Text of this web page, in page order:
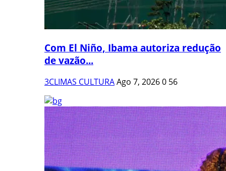
Com El Niño, Ibama autoriza redução
de vazão...
3CLIMAS CULTURAAgo 7, 20260 56